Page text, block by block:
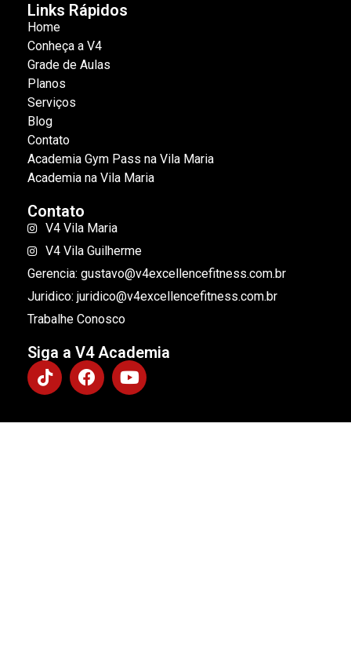
Links Rápidos
Home
Conheça a V4
Grade de Aulas
Planos
Serviços
Blog
Contato
Academia Gym Pass na Vila Maria
Academia na Vila Maria
Contato
V4 Vila Maria
V4 Vila Guilherme
Gerencia: gustavo@v4excellencefitness.com.br
Juridico: juridico@v4excellencefitness.com.br
Trabalhe Conosco
Siga a V4 Academia